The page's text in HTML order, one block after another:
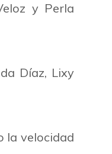
y Perla
Díaz, Lixy
la velocidad